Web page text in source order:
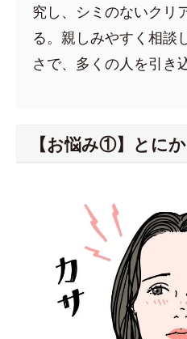
究し、シミのないクリ
る。親しみやすく相談
さで、多くの人を引き
【お悩み①】とに